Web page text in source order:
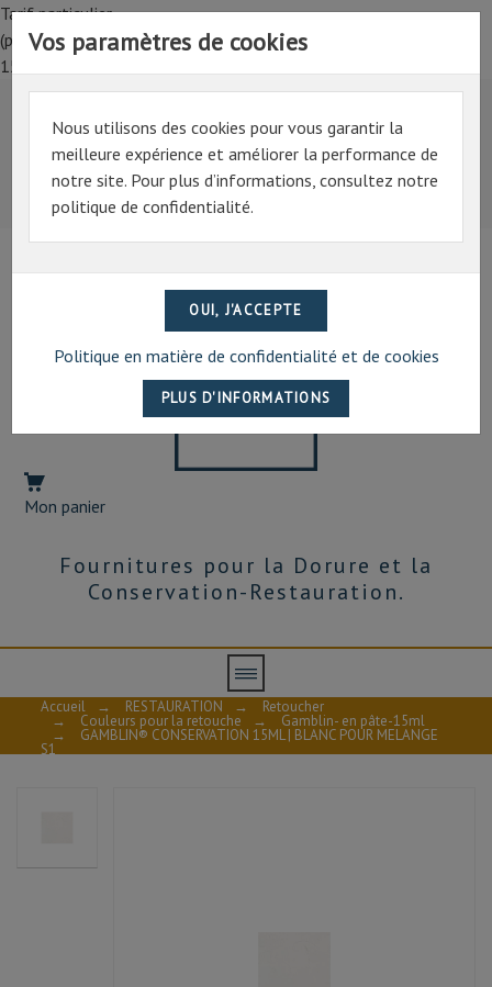
Tarif particulier,
(professionnel, connectez-vous pour bénéficier de la remise de
15%)
Tarif particulier,
(professionnel, connectez-vous pour bénéficier de la
remise de 15%)
07 69 94 13 47
Mon panier
Fournitures pour la Dorure et la
Conservation-Restauration.
Vos paramètres de cookies
Nous utilisons des cookies pour vous garantir la
meilleure expérience et améliorer la performance de
notre site. Pour plus d’informations, consultez notre
politique de confidentialité.
Politique en matière de confidentialité et de cookies
Accueil → RESTAURATION → Retoucher
→ Couleurs pour la retouche → Gamblin- en pâte-15ml
→ GAMBLIN® CONSERVATION 15ML | BLANC POUR MELANGE
S1